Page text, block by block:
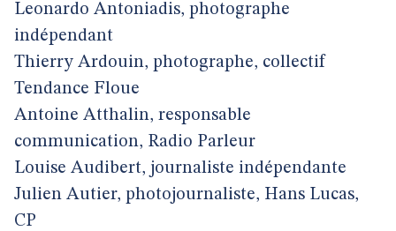
Leonardo Antoniadis, photographe
indépendant
Thierry Ardouin, photographe, collectif
Tendance Floue
Antoine Atthalin, responsable
communication, Radio Parleur
Louise Audibert, journaliste indépendante
Julien Autier, photojournaliste, Hans Lucas,
CP